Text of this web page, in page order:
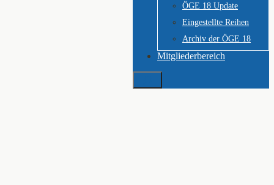
ÖGE 18 Update
Eingestellte Reihen
Archiv der ÖGE 18
Mitgliederbereich
Suchen